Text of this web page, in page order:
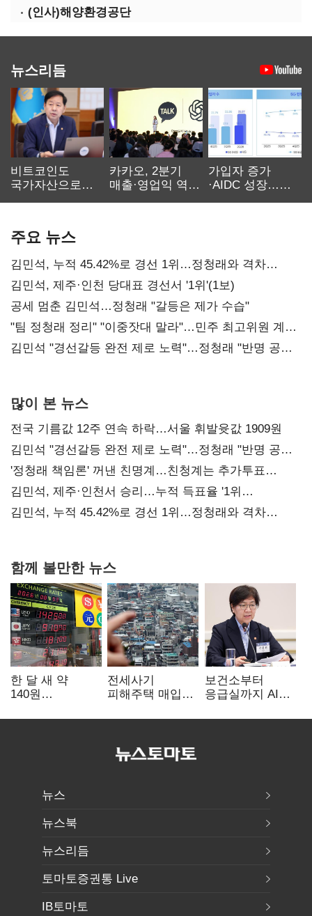
(인사)해양환경공단
뉴스리듬
비트코인도
국가자산으로…'
카카오, 2분기
매출·영업익 역대
가입자 증가
·AIDC 성장…
주요 뉴스
김민석, 누적 45.42%로 경선 1위…정청래와 격차
0.86%p(2보)
김민석, 제주·인천 당대표 경선서 '1위'(1보)
공세 멈춘 김민석…정청래 "갈등은 제가 수습"
"팀 정청래 정리" "이중잣대 말라"…민주 최고위원 계파
다툼 격화
김민석 "경선갈등 완전 제로 노력"…정청래 "반명 공세
많이 본 뉴스
전국 기름값 12주 연속 하락…서울 휘발윳값 1909원
김민석 "경선갈등 완전 제로 노력"…정청래 "반명 공세
사과부터"
'정청래 책임론' 꺼낸 친명계…친청계는 추가투표
때리기
김민석, 제주·인천서 승리…누적 득표율 '1위
탈환'(종합)
김민석, 누적 45.42%로 경선 1위…정청래와 격차
함께 볼만한 뉴스
한 달 새 약
140원
엔저'에 원화
전세사기
피해주택 매입
누적 피해자
보건소부터
응급실까지 AI
혁신 본격화
뉴스
뉴스북
뉴스리듬
토마토증권통 Live
IB토마토